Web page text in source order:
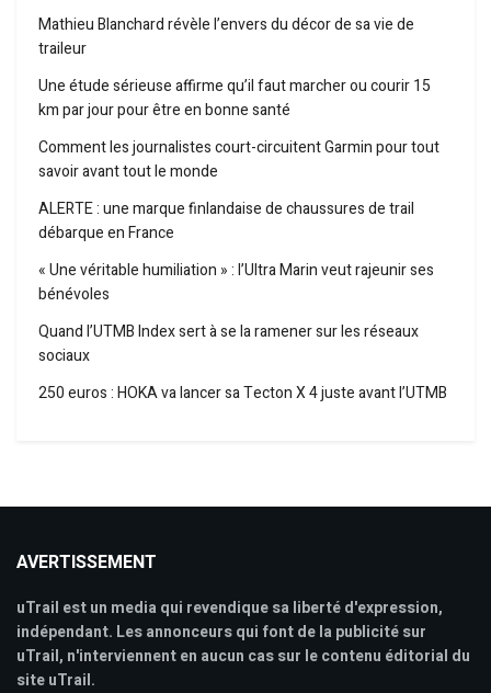
Mathieu Blanchard révèle l’envers du décor de sa vie de
traileur
Une étude sérieuse affirme qu’il faut marcher ou courir 15
km par jour pour être en bonne santé
Comment les journalistes court-circuitent Garmin pour tout
savoir avant tout le monde
ALERTE : une marque finlandaise de chaussures de trail
débarque en France
« Une véritable humiliation » : l’Ultra Marin veut rajeunir ses
bénévoles
Quand l’UTMB Index sert à se la ramener sur les réseaux
sociaux
250 euros : HOKA va lancer sa Tecton X 4 juste avant l’UTMB
AVERTISSEMENT
uTrail est un media qui revendique sa liberté d'expression,
indépendant. Les annonceurs qui font de la publicité sur
uTrail, n'interviennent en aucun cas sur le contenu éditorial du
site uTrail.